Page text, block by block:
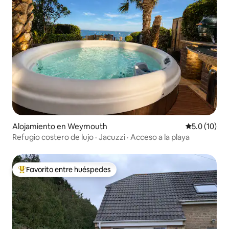
Alojamiento en Weymouth Calificación
5.0 (10)
Refugio costero de lujo · Jacuzzi · Acceso a la playa
Favorito entre huéspedes preferido
Favorito entre huéspedes